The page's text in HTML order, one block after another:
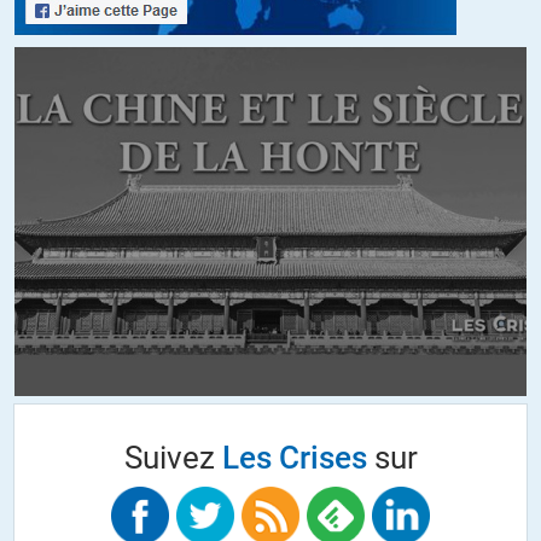
Vous avez aussi entendu parler de l’anthrax dont quelques
échantillons se sont retrouvés dans des courriers adressés à
USA », oui?
Pour plus d’informations, il y a ce site tellement bien
documenté que parfois il est inatteignable pour cause
d’attaques en DDos:
https://armswatch.com/category/weapons/
virus dans leur coin afin de ne pas perdre la main dans le cas
où le bactériologique redeviendrait sexy, je n’en doute pas
une seconde.
Suivez Les Crisessur